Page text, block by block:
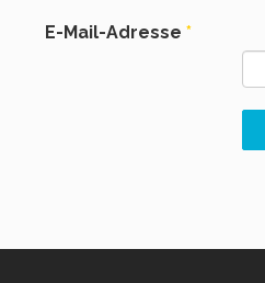
E-Mail-Adresse *